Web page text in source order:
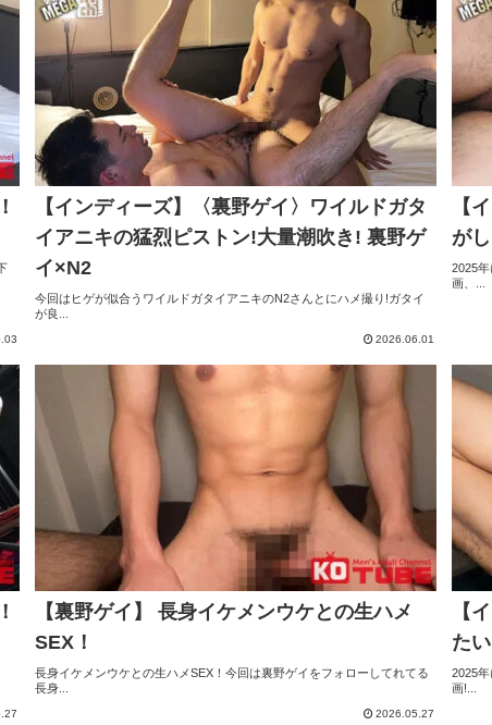
【インディーズ】〈裏野ゲイ〉ワイルドガタ
イアニキの猛烈ピストン!大量潮吹き! 裏野ゲ
イ×N2
今回はヒゲが似合うワイルドガタイアニキのN2さんとにハメ撮り!ガタイ
が良...
2026.06.01
【
が
2025
画、...
【裏野ゲイ】 長身イケメンウケとの生ハメ
SEX！
長身イケメンウケとの生ハメSEX！今回は裏野ゲイをフォローしてれてる
長身...
2026.05.27
【
た
2025
画!...